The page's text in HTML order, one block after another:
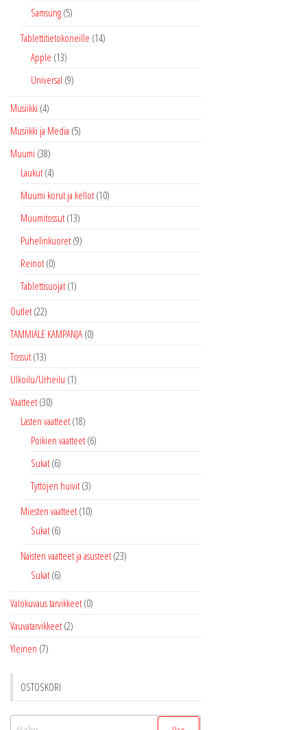
Samsung (5)
Tablettitietokoneille (14)
Apple (13)
Universal (9)
Musiikki (4)
Musiikki ja Media (5)
Muumi (38)
Laukut (4)
Muumi korut ja kellot (10)
Muumitossut (13)
Puhelinkuoret (9)
Reinot (0)
Tablettisuojat (1)
Outlet (22)
TAMMIALE KAMPANJA (0)
Tossut (13)
Ulkoilu/Urheilu (1)
Vaatteet (30)
Lasten vaatteet (18)
Poikien vaatteet (6)
Sukat (6)
Tyttöjen huivit (3)
Miesten vaatteet (10)
Sukat (6)
Naisten vaatteet ja asusteet (23)
Sukat (6)
Valokuvaus tarvikkeet (0)
Vauvatarvikkeet (2)
Yleinen (7)
OSTOSKORI